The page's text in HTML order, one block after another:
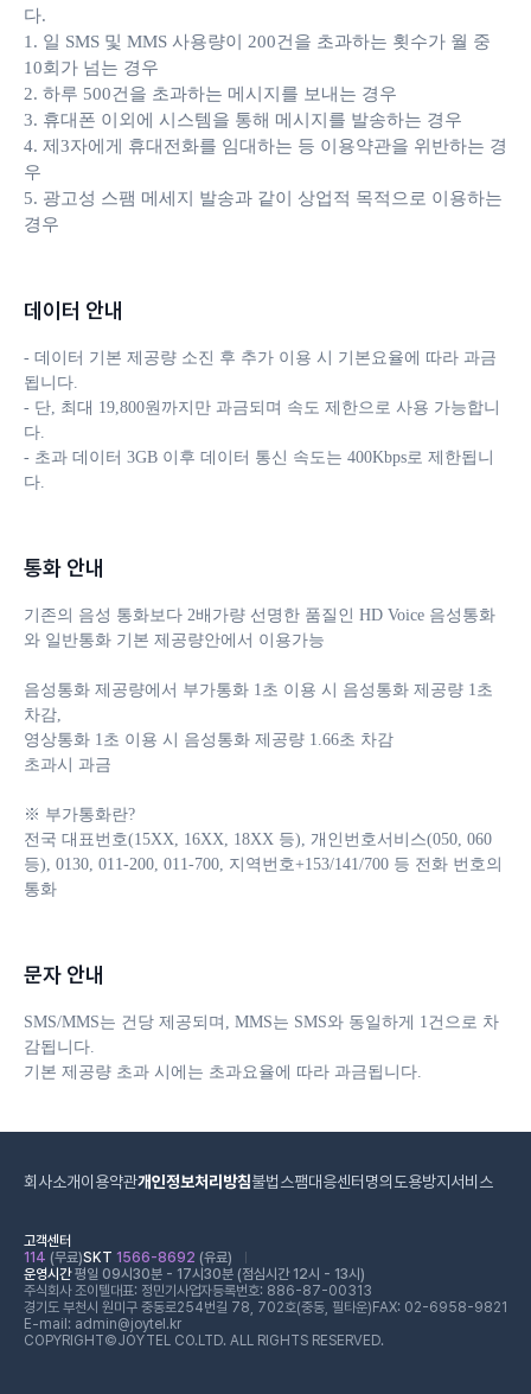
다.
1. 일 SMS 및 MMS 사용량이 200건을 초과하는 횟수가 월 중
10회가 넘는 경우
2. 하루 500건을 초과하는 메시지를 보내는 경우
3. 휴대폰 이외에 시스템을 통해 메시지를 발송하는 경우
4. 제3자에게 휴대전화를 임대하는 등 이용약관을 위반하는 경
우
5. 광고성 스팸 메세지 발송과 같이 상업적 목적으로 이용하는
경우
데이터 안내
- 데이터 기본 제공량 소진 후 추가 이용 시 기본요율에 따라 과금
됩니다.
- 단, 최대 19,800원까지만 과금되며 속도 제한으로 사용 가능합니
다.
- 초과 데이터 3GB 이후 데이터 통신 속도는 400Kbps로 제한됩니
다.
통화 안내
기존의 음성 통화보다 2배가량 선명한 품질인 HD Voice 음성통화
와 일반통화 기본 제공량안에서 이용가능
음성통화 제공량에서 부가통화 1초 이용 시 음성통화 제공량 1초
차감,
영상통화 1초 이용 시 음성통화 제공량 1.66초 차감
초과시 과금
※ 부가통화란?
전국 대표번호(15XX, 16XX, 18XX 등), 개인번호서비스(050, 060
등), 0130, 011-200, 011-700, 지역번호+153/141/700 등 전화 번호의
통화
문자 안내
SMS/MMS는 건당 제공되며, MMS는 SMS와 동일하게 1건으로 차
감됩니다.
기본 제공량 초과 시에는 초과요율에 따라 과금됩니다.
회사소개이용약관개인정보처리방침불법스팸대응센터 명의도용방지서비스
고객센터
114 (무료)SKT 1566-8692 (유료)
운영시간평일 09시30분 - 17시30분 (점심시간 12시 - 13시)
주식회사 조이텔대표: 정민기 사업자등록번호: 886-87-00313
경기도 부천시 원미구 중동로254번길 78, 702호(중동, 필타운) FAX: 02-6958-9821
E-mail: admin@joytel.kr
COPYRIGHT©JOYTEL CO.LTD. ALL RIGHTS RESERVED.